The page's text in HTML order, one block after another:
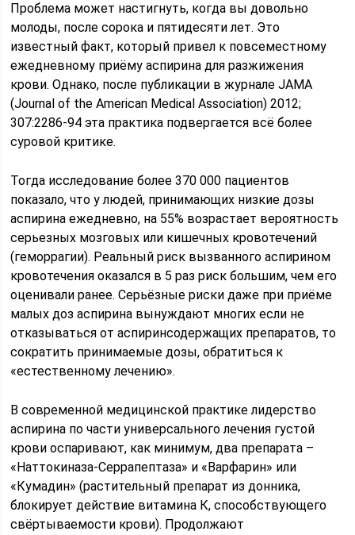
Проблема может настигнуть, когда вы довольно
молоды, после сорока и пятидесяти лет. Это
известный факт, который привел к повсеместному
ежедневному приёму аспирина для разжижения
крови. Однако, после публикации в журнале JAMA
(Journal of the American Medical Association) 2012;
307:2286-94 эта практика подвергается всё более
суровой критике.
Тогда исследование более 370 000 пациентов
показало, что у людей, принимающих низкие дозы
аспирина ежедневно, на 55% возрастает вероятность
серьезных мозговых или кишечных кровотечений
(геморрагии). Реальный риск вызванного аспирином
кровотечения оказался в 5 раз риск большим, чем его
оценивали ранее. Серьёзные риски даже при приёме
малых доз аспирина вынуждают многих если не
отказываться от аспиринсодержащих препаратов, то
сократить принимаемые дозы, обратиться к
«естественному лечению».
В современной медицинской практике лидерство
аспирина по части универсального лечения густой
крови оспаривают, как минимум, два препарата –
«Наттокиназа-Серрапептаза» и «Варфарин» или
«Кумадин» (растительный препарат из донника,
блокирует действие витамина К, способствующего
свёртываемости крови). Продолжают